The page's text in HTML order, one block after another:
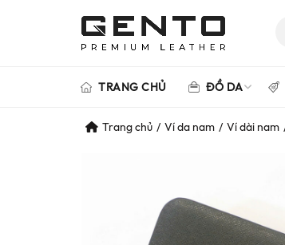
TRANG CHỦ ĐỒ DA
Trang chủ Ví da nam Ví dài nam